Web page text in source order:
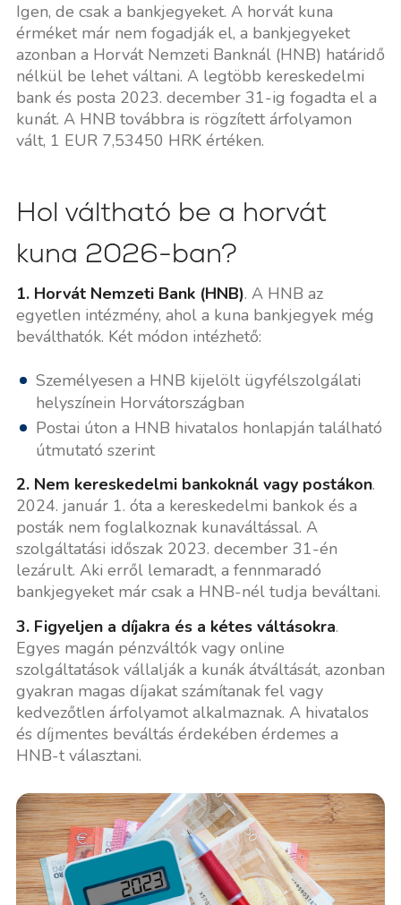
Igen, de csak a bankjegyeket. A horvát kuna
érméket már nem fogadják el, a bankjegyeket
azonban a Horvát Nemzeti Banknál (HNB) határidő
nélkül be lehet váltani. A legtöbb kereskedelmi
bank és posta 2023. december 31-ig fogadta el a
kunát. A HNB továbbra is rögzített árfolyamon
vált, 1 EUR 7,53450 HRK értéken.
Hol váltható be a horvát
kuna 2026-ban?
1. Horvát Nemzeti Bank (HNB). A HNB az
egyetlen intézmény, ahol a kuna bankjegyek még
beválthatók. Két módon intézhető:
Személyesen a HNB kijelölt ügyfélszolgálati
helyszínein Horvátországban
Postai úton a HNB hivatalos honlapján található
útmutató szerint
2. Nem kereskedelmi bankoknál vagy postákon.
2024. január 1. óta a kereskedelmi bankok és a
posták nem foglalkoznak kunaváltással. A
szolgáltatási időszak 2023. december 31-én
lezárult. Aki erről lemaradt, a fennmaradó
bankjegyeket már csak a HNB-nél tudja beváltani.
3. Figyeljen a díjakra és a kétes váltásokra.
Egyes magán pénzváltók vagy online
szolgáltatások vállalják a kunák átváltását, azonban
gyakran magas díjakat számítanak fel vagy
kedvezőtlen árfolyamot alkalmaznak. A hivatalos
és díjmentes beváltás érdekében érdemes a
HNB-t választani.